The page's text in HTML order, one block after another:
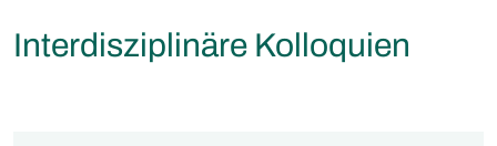
Interdisziplinäre Kolloquien